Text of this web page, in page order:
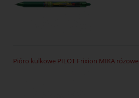
Pióro kulkowe PILOT Frixion MIKA różowe